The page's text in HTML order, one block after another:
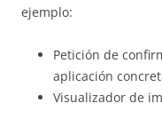
ejemplo:
Petición de
aplicación
Visualizador de